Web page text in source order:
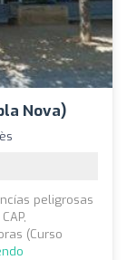
Nova)
peligrosas
(Curso